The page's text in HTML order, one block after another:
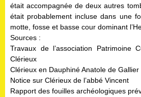
était accompagnée de deux autres
était probablement incluse dans une
motte, fosse et basse cour dominant
Sources :
Travaux de l’association Patrimoine
Clérieux
Clérieux en Dauphiné Anatole de Gallier
Notice sur Clérieux de l’abbé Vincent
Rapport des fouilles archéologiques